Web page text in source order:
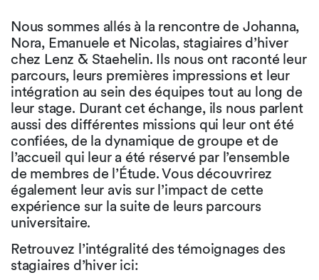
Nous sommes allés à la rencontre de Johanna,
Nora, Emanuele et Nicolas, stagiaires d’hiver
chez Lenz & Staehelin. Ils nous ont raconté leur
parcours, leurs premières impressions et leur
intégration au sein des équipes tout au long de
leur stage. Durant cet échange, ils nous parlent
aussi des différentes missions qui leur ont été
confiées, de la dynamique de groupe et de
l’accueil qui leur a été réservé par l’ensemble
de membres de l’Étude. Vous découvrirez
également leur avis sur l’impact de cette
expérience sur la suite de leurs parcours
universitaire.
Retrouvez l’intégralité des témoignages des
stagiaires d’hiver ici: